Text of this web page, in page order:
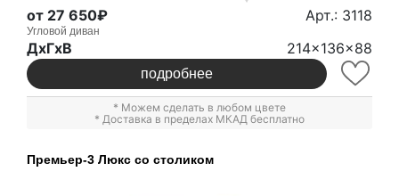
от 27 650₽ Арт.: 3118
Угловой диван
ДxГxВ 214x136x88
подробнее
* Можем сделать в любом цвете
* Доставка в пределах МКАД бесплатно
Премьер-3 Люкс со столиком